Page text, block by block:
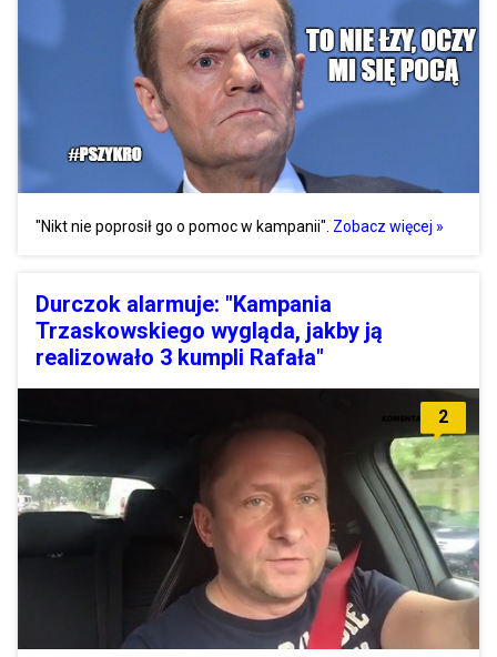
"Nikt nie poprosił go o pomoc w kampanii". Zobacz więcej »
Durczok alarmuje: "Kampania
Trzaskowskiego wygląda, jakby ją
realizowało 3 kumpli Rafała"
2